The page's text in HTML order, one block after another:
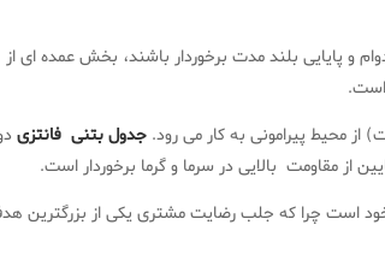
و پایایی بلند مدت برخوردار باشند، بخش عمده ای از
است.
محیط پیرامونی به کار می رود. جدول بتنی فانتزی
مقاومت بالایی در سرما و گرما برخوردار است.
است چرا که جلب رضایت مشتری یکی از بزرگترین